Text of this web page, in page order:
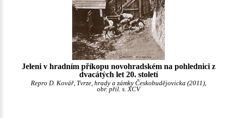
Jeleni v hradním příkopu novohradském na pohlednici z
dvacátých let 20. století
Repro D. Kovář, Tvrze, hrady a zámky Českobudějovicka (2011),
obr. přil. s. XCV